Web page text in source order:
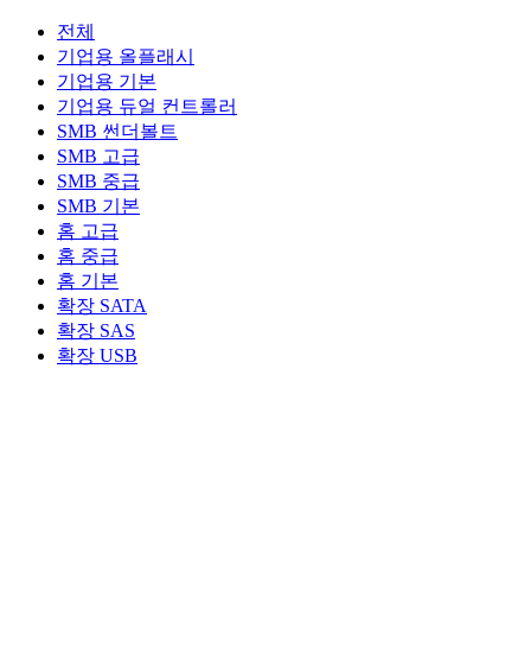
전체
기업용 올플래시
기업용 기본
기업용 듀얼 컨트롤러
SMB 썬더볼트
SMB 고급
SMB 중급
SMB 기본
홈 고급
홈 중급
홈 기본
확장 SATA
확장 SAS
확장 USB